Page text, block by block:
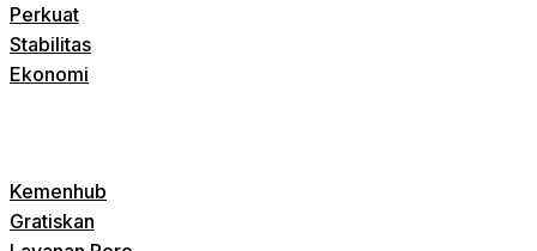
Perkuat
Stabilitas
Ekonomi
Kemenhub
Gratiskan